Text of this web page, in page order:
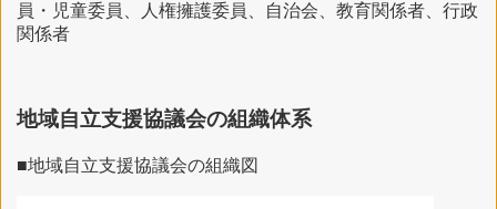
員・児童委員、人権擁護委員、自治会、教育関係者、行政
関係者
地域自立支援協議会の組織体系
■地域自立支援協議会の組織図